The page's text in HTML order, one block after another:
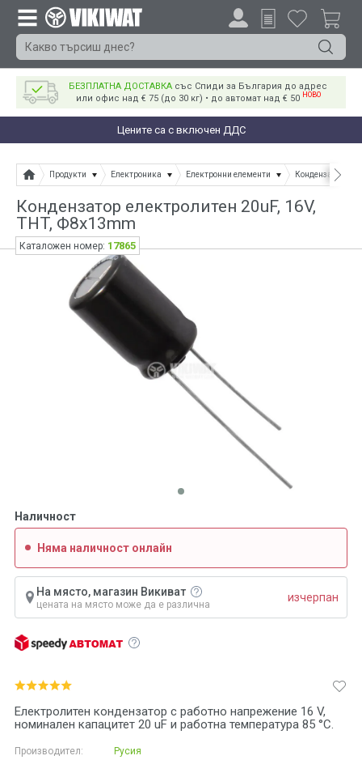
БЕЗПЛАТНА ДОСТАВКА със Спиди за България до адрес
или офис над € 75 (до 30 кг) • до автомат над € 50 НОВО
Цените са с включен ДДС
Продукти Електроника Електронни елементи Кондензатори
Кондензатор електролитен 20uF, 16V,
THT, Ф8x13mm
Електролитен кондензатор с работно напрежение 16 V,
номинален капацитет 20 uF и работна температура 85 °C.
Производител:
Русия
Наличност
Няма наличност онлайн
На място, магазин Викиват
цената на място може да е различна
изчерпан
Каталожен номер: 17865